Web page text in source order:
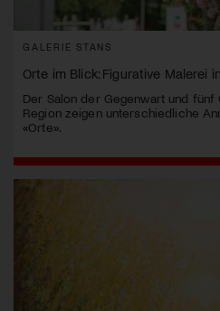
GALERIE STANS
Orte im Blick: Figurative Malerei
Der Salon der Gegenwart und
Region zeigen unterschiedliche
«Orte».